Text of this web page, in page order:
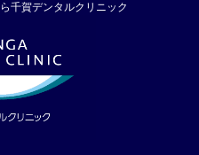
う。 2)夜間救急外来(深夜や
されている方もいらっしゃる
間救急外来の歯科を利用する
どの地域に設置されており、
し、救急外来は交通事故や外
れることをおすすめします。
千賀デンタルクリニック